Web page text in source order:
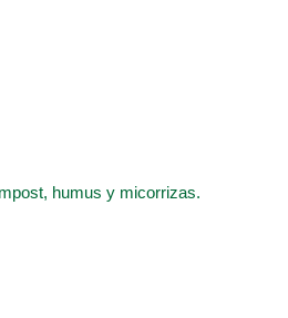
humus y micorrizas.